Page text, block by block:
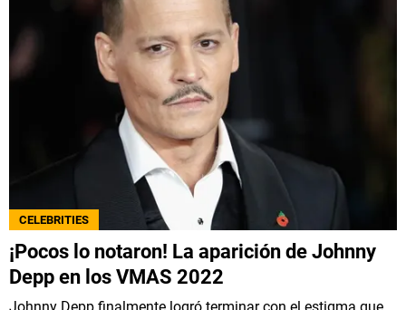
CELEBRITIES
¡Pocos lo notaron! La aparición de Johnny
Depp en los VMAS 2022